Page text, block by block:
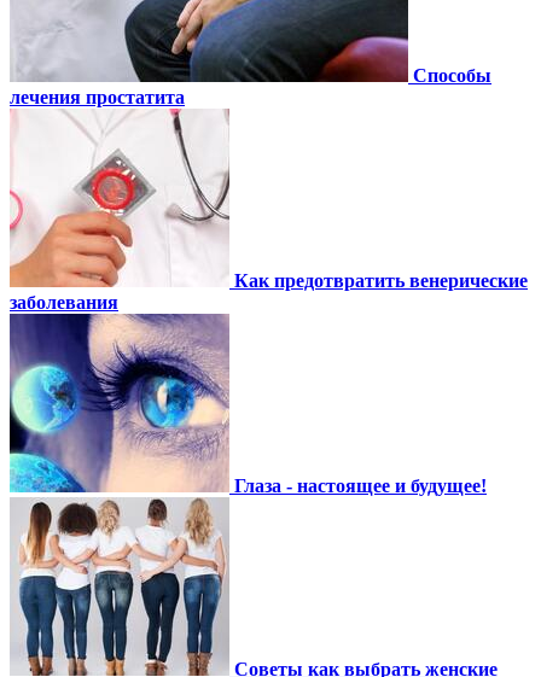
Способы
лечения простатита
Как предотвратить венерические
заболевания
Глаза - настоящее и будущее!
Советы как выбрать женские